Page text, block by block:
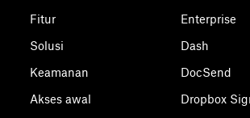
Fitur
Solusi
Keamanan
Akses awal
Enterprise
Dash
DocSend
Dropbox